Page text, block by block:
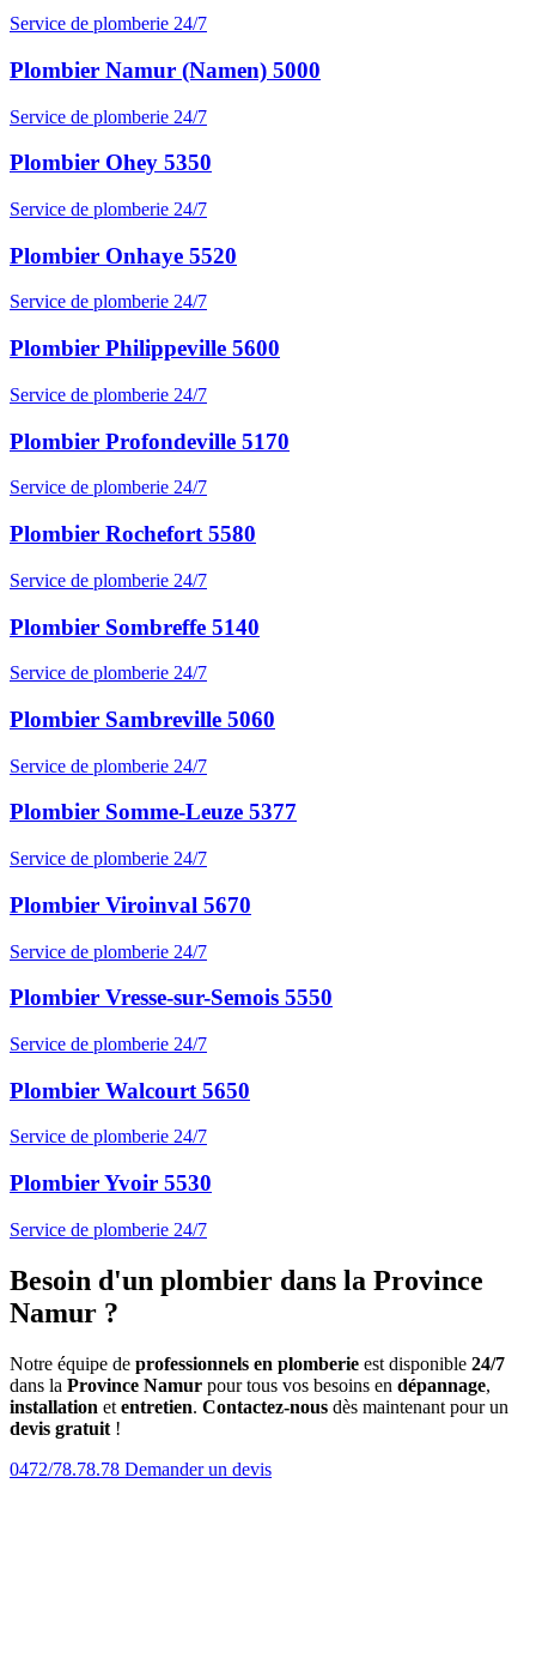
Service de plomberie 24/7
Plombier Namur (Namen) 5000
Service de plomberie 24/7
Plombier Ohey 5350
Service de plomberie 24/7
Plombier Onhaye 5520
Service de plomberie 24/7
Plombier Philippeville 5600
Service de plomberie 24/7
Plombier Profondeville 5170
Service de plomberie 24/7
Plombier Rochefort 5580
Service de plomberie 24/7
Plombier Sombreffe 5140
Service de plomberie 24/7
Plombier Sambreville 5060
Service de plomberie 24/7
Plombier Somme-Leuze 5377
Service de plomberie 24/7
Plombier Viroinval 5670
Service de plomberie 24/7
Plombier Vresse-sur-Semois 5550
Service de plomberie 24/7
Plombier Walcourt 5650
Service de plomberie 24/7
Plombier Yvoir 5530
Service de plomberie 24/7
Besoin d'un plombier dans la Province
Namur ?
Notre équipe de professionnels en plomberie est disponible 24/7
dans la Province Namur pour tous vos besoins en dépannage,
installation et entretien. Contactez-nous dès maintenant pour un
devis gratuit !
0472/78.78.78 Demander un devis